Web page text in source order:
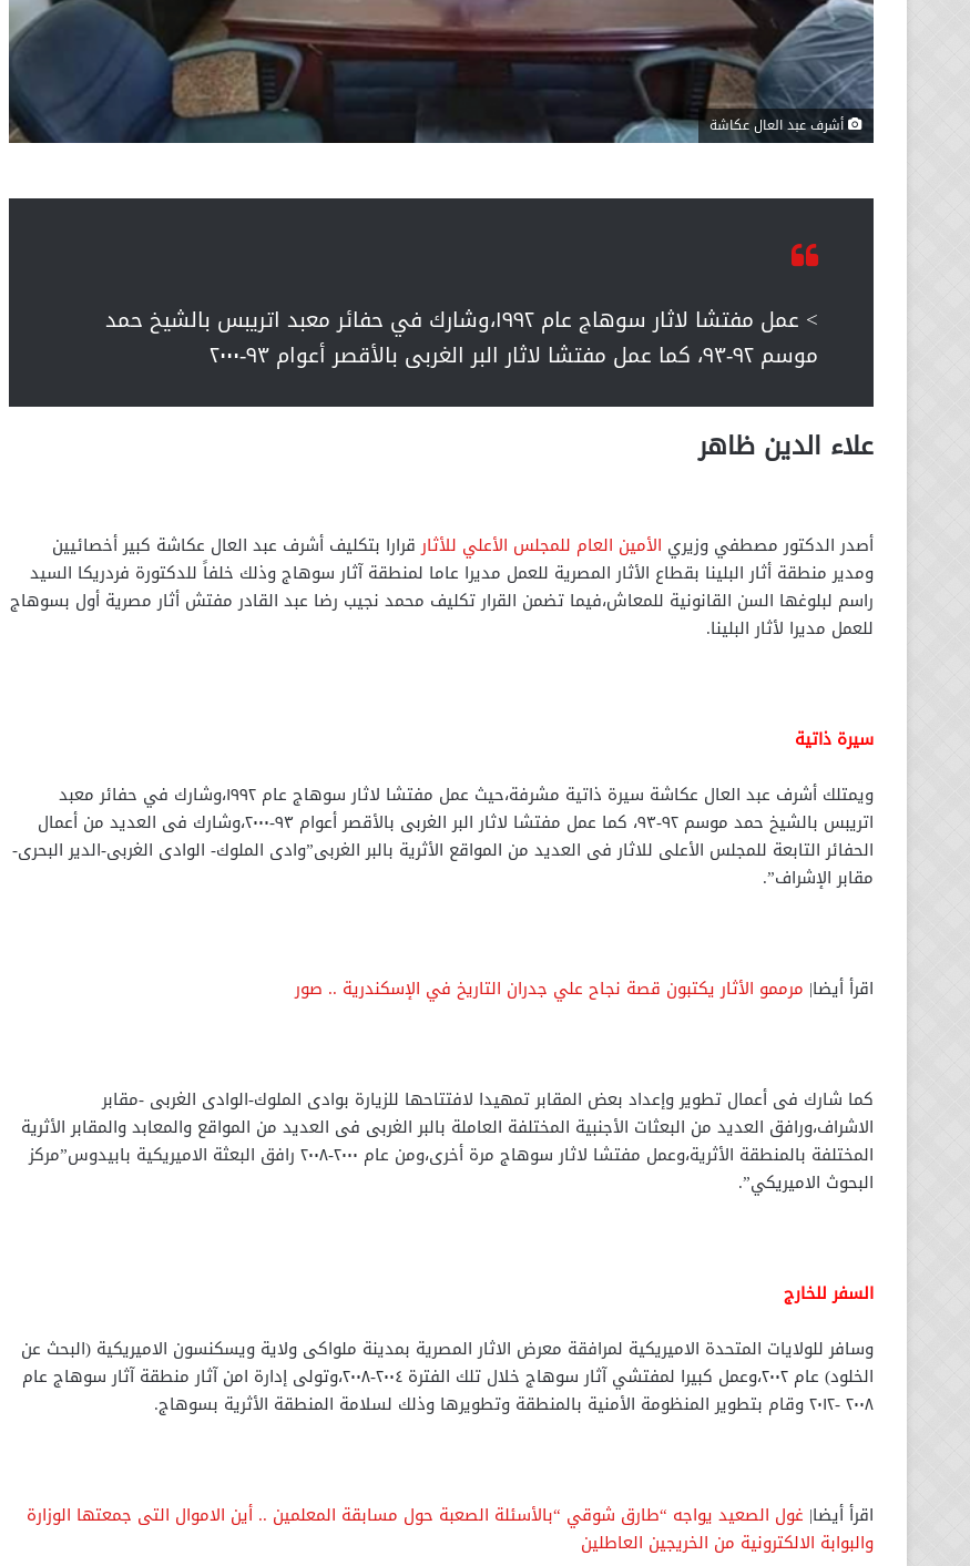
أشرف عبد العال عكاشة
> عمل مفتشا لاثار سوهاج عام ١٩٩٢،وشارك في حفائر معبد اتريبس بالشيخ حمد
موسم ٩٢-٩٣، كما عمل مفتشا لاثار البر الغربى بالأقصر أعوام ٩٣-٢٠٠٠
علاء الدين ظاهر
أصدر الدكتور مصطفي وزيري الأمين العام للمجلس الأعلي للأثارقرارا بتكليف أشرف عبد العال عكاشة كبير أخصائيين
ومدير منطقة أثار البلينا بقطاع الأثار المصرية للعمل مديرا عاما لمنطقة آثار سوهاج وذلك خلفاً للدكتورة فردريكا السيد
راسم لبلوغها السن القانونية للمعاش،فيما تضمن القرار تكليف محمد نجيب رضا عبد القادر مفتش أثار مصرية أول بسوهاج
للعمل مديرا لأثار البلينا.
سيرة ذاتية
ويمتلك أشرف عبد العال عكاشة سيرة ذاتية مشرفة،حيث عمل مفتشا لاثار سوهاج عام ١٩٩٢،وشارك في حفائر معبد
اتريبس بالشيخ حمد موسم ٩٢-٩٣، كما عمل مفتشا لاثار البر الغربى بالأقصر أعوام ٩٣-٢٠٠٠،وشارك فى العديد من أعمال
الحفائر التابعة للمجلس الأعلى للاثار فى العديد من المواقع الأثرية بالبر الغربى”وادى الملوك- الوادى الغربى-الدير البحرى-
مقابر الإشراف”.
اقرأ أيضا| مرممو الأثار يكتبون قصة نجاح علي جدران التاريخ في الإسكندرية .. صور
كما شارك فى أعمال تطوير وإعداد بعض المقابر تمهيدا لافتتاحها للزيارة بوادى الملوك-الوادى الغربى -مقابر
الاشراف،ورافق العديد من البعثات الأجنبية المختلفة العاملة بالبر الغربى فى العديد من المواقع والمعابد والمقابر الأثرية
المختلفة بالمنطقة الأثرية،وعمل مفتشا لاثار سوهاج مرة أخرى،ومن عام ٢٠٠٠-٢٠٠٨ رافق البعثة الاميريكية بابيدوس”مركز
البحوث الاميريكي”.
السفر للخارج
وسافر للولايات المتحدة الاميريكية لمرافقة معرض الاثار المصرية بمدينة ملواكى ولاية ويسكنسون الاميريكية (البحث عن
الخلود) عام ٢٠٠٢،وعمل كبيرا لمفتشي آثار سوهاج خلال تلك الفترة ٢٠٠٤-٢٠٠٨،وتولى إدارة امن آثار منطقة آثار سوهاج عام
٢٠٠٨ -٢٠١٢ وقام بتطوير المنظومة الأمنية بالمنطقة وتطويرها وذلك لسلامة المنطقة الأثرية بسوهاج.
اقرأ أيضا| غول الصعيد يواجه “طارق شوقي “بالأسئلة الصعبة حول مسابقة المعلمين .. أين الاموال التى جمعتها الوزارة
والبوابة الالكترونية من الخريجين العاطلين